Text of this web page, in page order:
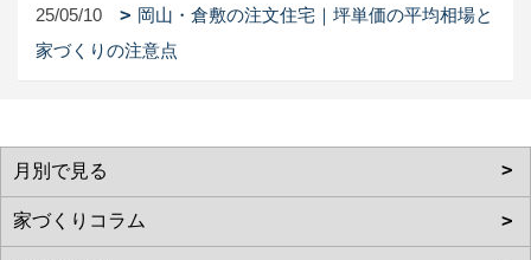
25/05/10
岡山・倉敷の注文住宅｜坪単価の平均相場と
家づくりの注意点